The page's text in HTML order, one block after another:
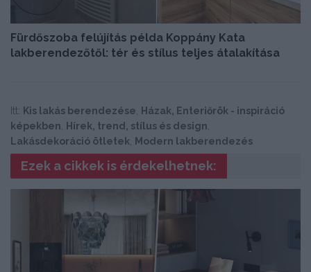
Fürdőszoba felújítás példa Koppány Kata
lakberendezőtől: tér és stílus teljes átalakítása
Itt: Kis lakás berendezése, Házak, Enteriőrök - inspiráció
képekben, Hírek, trend, stílus és design,
Lakásdekoráció ötletek, Modern lakberendezés
Ezek a cikkek is érdekelhetnek: